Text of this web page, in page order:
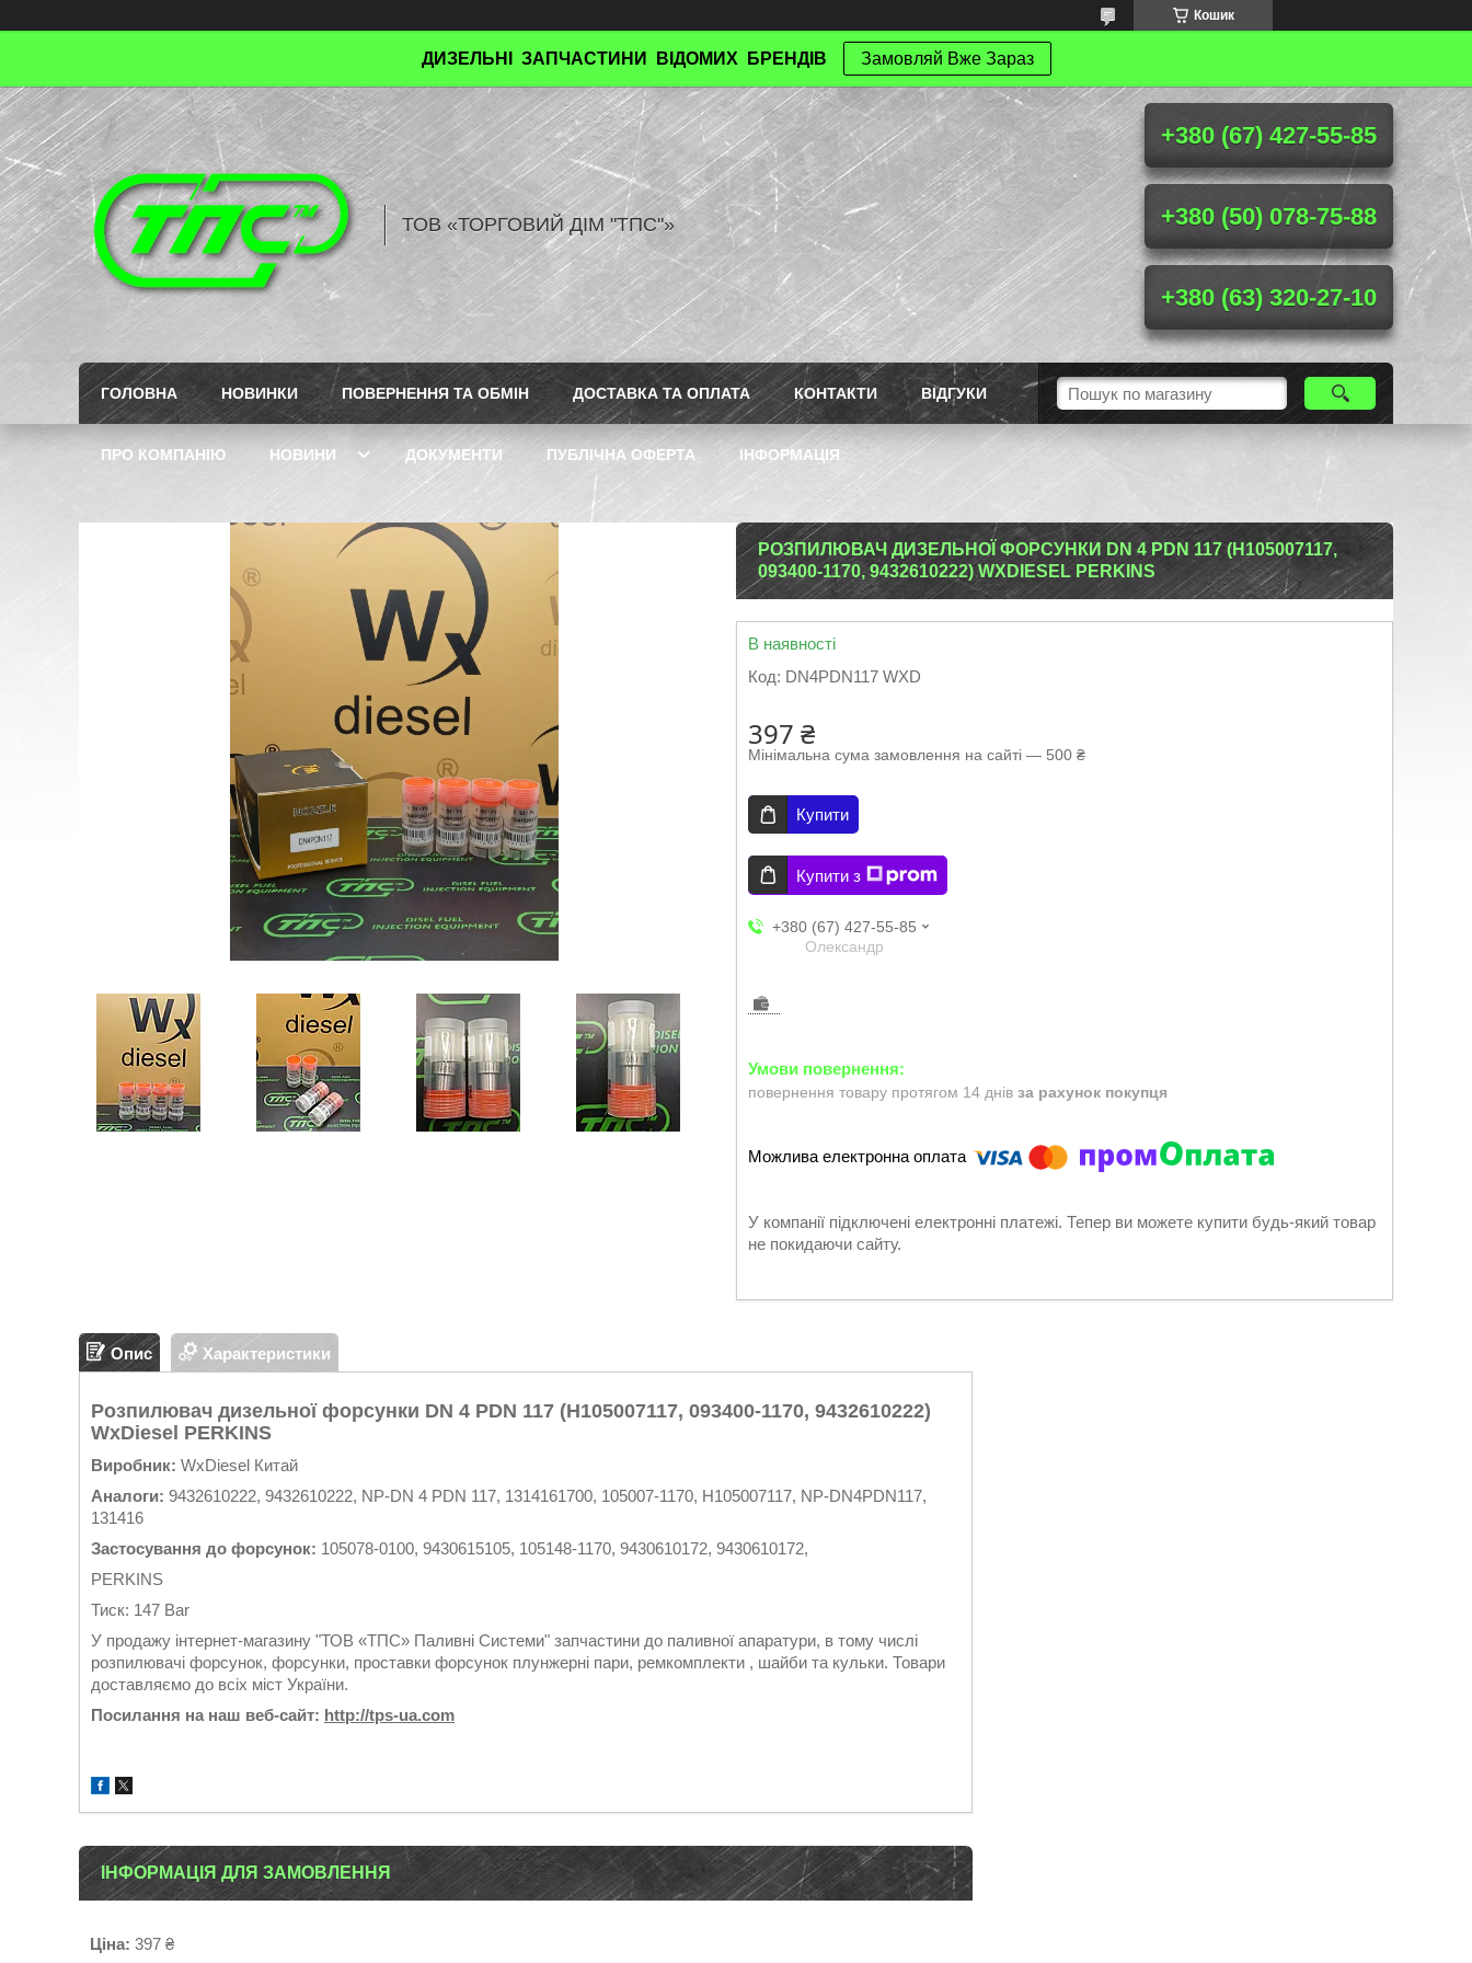
Кошик
ДИЗЕЛЬНІ ЗАПЧАСТИНИ ВІДОМИХ БРЕНДІВ Замовляй Вже Зараз
ТОВ «ТОРГОВИЙ ДІМ "ТПС"»
+380 (67) 427-55-85
+380 (50) 078-75-88
+380 (63) 320-27-10
ГОЛОВНА НОВИНКИ ПОВЕРНЕННЯ ТА ОБМІН ДОСТАВКА ТА ОПЛАТА КОНТАКТИ ВІДГУКИ
ПРО КОМПАНІЮ НОВИНИ ДОКУМЕНТИ ПУБЛІЧНА ОФЕРТА ІНФОРМАЦІЯ
РОЗПИЛЮВАЧ ДИЗЕЛЬНОЇ ФОРСУНКИ DN 4 PDN 117 (H105007117,
093400-1170, 9432610222) WXDIESEL PERKINS
В наявності
Код: DN4PDN117 WXD
397 ₴
Мінімальна сума замовлення на сайті — 500 ₴
Купити
Купити з
+380 (67) 427-55-85
Олександр
повернення товару протягом 14 днів за рахунок покупця
У компанії підключені електронні платежі. Тепер ви можете купити будь-який товар
не покидаючи сайту.
Опис Характеристики
Розпилювач дизельної форсунки DN 4 PDN 117 (H105007117, 093400-1170, 9432610222)
WxDiesel PERKINS
Виробник: WxDiesel Китай
Аналоги: 9432610222, 9432610222, NP-DN 4 PDN 117, 1314161700, 105007-1170, H105007117, NP-DN4PDN117,
131416
Застосування до форсунок: 105078-0100, 9430615105, 105148-1170, 9430610172, 9430610172,
PERKINS
Тиск: 147 Bar
У продажу інтернет-магазину "ТОВ «ТПС» Паливні Системи" запчастини до паливної апаратури, в тому числі
розпилювачі форсунок, форсунки, проставки форсунок плунжерні пари, ремкомплекти , шайби та кульки. Товари
доставляємо до всіх міст України.
Посилання на наш веб-сайт: http://tps-ua.com
ІНФОРМАЦІЯ ДЛЯ ЗАМОВЛЕННЯ
Ціна: 397 ₴